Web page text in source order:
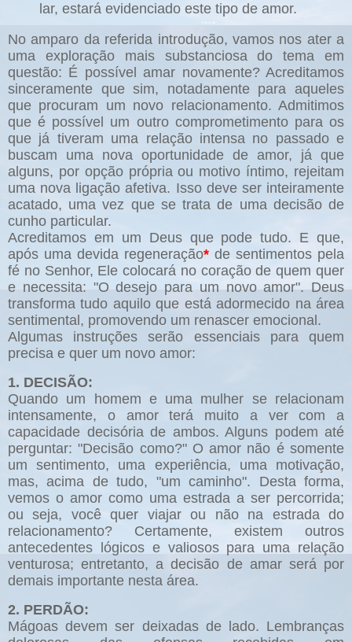
lar, estará evidenciado este tipo de amor.
No amparo da referida introdução, vamos nos ater a
uma exploração mais substanciosa do tema em
questão: É possível amar novamente? Acreditamos
sinceramente que sim, notadamente para aqueles
que procuram um novo relacionamento. Admitimos
que é possível um outro comprometimento para os
que já tiveram uma relação intensa no passado e
buscam uma nova oportunidade de amor, já que
alguns, por opção própria ou motivo íntimo, rejeitam
uma nova ligação afetiva. Isso deve ser inteiramente
acatado, uma vez que se trata de uma decisão de
cunho particular.
Acreditamos em um Deus que pode tudo. E que,
após uma devida regeneração* de sentimentos pela
fé no Senhor, Ele colocará no coração de quem quer
e necessita: "O desejo para um novo amor". Deus
transforma tudo aquilo que está adormecido na área
sentimental, promovendo um renascer emocional.
Algumas instruções serão essenciais para quem
precisa e quer um novo amor:
1. DECISÃO:
Quando um homem e uma mulher se relacionam
intensamente, o amor terá muito a ver com a
capacidade decisória de ambos. Alguns podem até
perguntar: "Decisão como?" O amor não é somente
um sentimento, uma experiência, uma motivação,
mas, acima de tudo, "um caminho". Desta forma,
vemos o amor como uma estrada a ser percorrida;
ou seja, você quer viajar ou não na estrada do
relacionamento? Certamente, existem outros
antecedentes lógicos e valiosos para uma relação
venturosa; entretanto, a decisão de amar será por
demais importante nesta área.
2. PERDÃO:
Mágoas devem ser deixadas de lado. Lembranças